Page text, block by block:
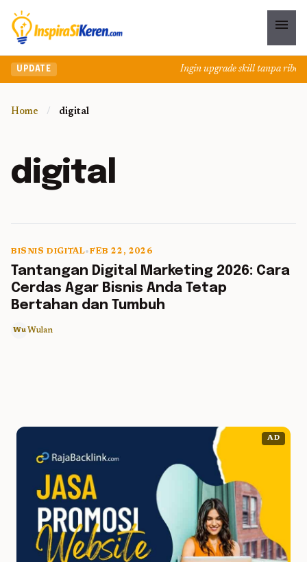
menu
UPDATE Ingin upgrade skill tanpa ribet?
Home / digital
digital
5 min read
BISNIS DIGITAL•FEB 22, 2026
Tantangan Digital Marketing 2026: Cara
Cerdas Agar Bisnis Anda Tetap
Bertahan dan Tumbuh
Wu Wulan
AD